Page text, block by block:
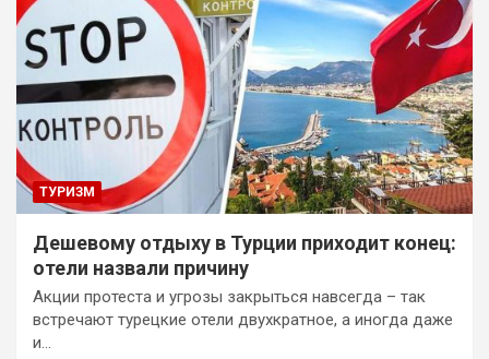
ТУРИЗМ
Дешевому отдыху в Турции приходит конец:
отели назвали причину
Акции протеста и угрозы закрыться навсегда – так
встречают турецкие отели двухкратное, а иногда даже
и…